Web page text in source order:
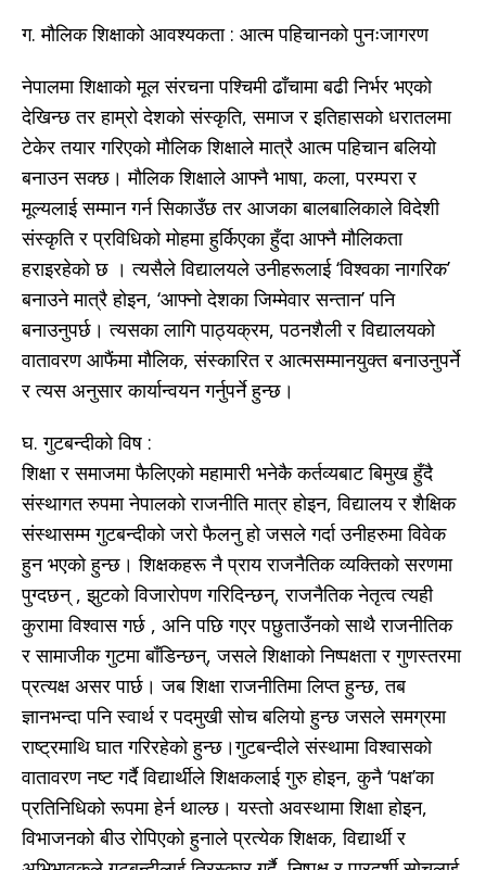
ग. मौलिक शिक्षाको आवश्यकता : आत्म पहिचानको पुनःजागरण
नेपालमा शिक्षाको मूल संरचना पश्चिमी ढाँचामा बढी निर्भर भएको
देखिन्छ तर हाम्रो देशको संस्कृति, समाज र इतिहासको धरातलमा
टेकेर तयार गरिएको मौलिक शिक्षाले मात्रै आत्म पहिचान बलियो
बनाउन सक्छ। मौलिक शिक्षाले आफ्नै भाषा, कला, परम्परा र
मूल्यलाई सम्मान गर्न सिकाउँछ तर आजका बालबालिकाले विदेशी
संस्कृति र प्रविधिको मोहमा हुर्किएका हुँदा आफ्नै मौलिकता
हराइरहेको छ । त्यसैले विद्यालयले उनीहरूलाई ‘विश्वका नागरिक’
बनाउने मात्रै होइन, ‘आफ्नो देशका जिम्मेवार सन्तान’ पनि
बनाउनुपर्छ। त्यसका लागि पाठ्यक्रम, पठनशैली र विद्यालयको
वातावरण आफैंमा मौलिक, संस्कारित र आत्मसम्मानयुक्त बनाउनुपर्ने
र त्यस अनुसार कार्यान्वयन गर्नुपर्ने हुन्छ।
घ. गुटबन्दीको विष :
शिक्षा र समाजमा फैलिएको महामारी भनेकै कर्तव्यबाट बिमुख हुँदै
संस्थागत रुपमा नेपालको राजनीति मात्र होइन, विद्यालय र शैक्षिक
संस्थासम्म गुटबन्दीको जरो फैलनु हो जसले गर्दा उनीहरुमा विवेक
हुन भएको हुन्छ। शिक्षकहरू नै प्राय राजनैतिक व्यक्तिको सरणमा
पुग्दछन् , झुटको विजारोपण गरिदिन्छन्, राजनैतिक नेतृत्व त्यही
कुरामा विश्वास गर्छ , अनि पछि गएर पछुताउँनको साथै राजनीतिक
र सामाजीक गुटमा बाँडिन्छन्, जसले शिक्षाको निष्पक्षता र गुणस्तरमा
प्रत्यक्ष असर पार्छ। जब शिक्षा राजनीतिमा लिप्त हुन्छ, तब
ज्ञानभन्दा पनि स्वार्थ र पदमुखी सोच बलियो हुन्छ जसले समग्रमा
राष्ट्रमाथि घात गरिरहेको हुन्छ।गुटबन्दीले संस्थामा विश्वासको
वातावरण नष्ट गर्दै विद्यार्थीले शिक्षकलाई गुरु होइन, कुनै ‘पक्ष’का
प्रतिनिधिको रूपमा हेर्न थाल्छ। यस्तो अवस्थामा शिक्षा होइन,
विभाजनको बीउ रोपिएको हुनाले प्रत्येक शिक्षक, विद्यार्थी र